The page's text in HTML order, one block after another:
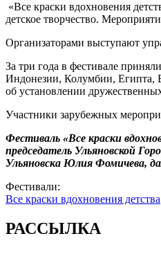
«Все краски вдохновения
детское творчество.
Организаторами выступают
За три года в фестивале
Индонезии, Колумбии, Египта,
об установлении
Участники зарубежных
Фестиваль «Все краски
председатель Ульяновской
Ульяновска Юлия Фомичева,
Фестивали:
Все краски вдохновения детства
РАССЫЛКА